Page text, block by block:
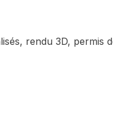
rendu 3D, permis